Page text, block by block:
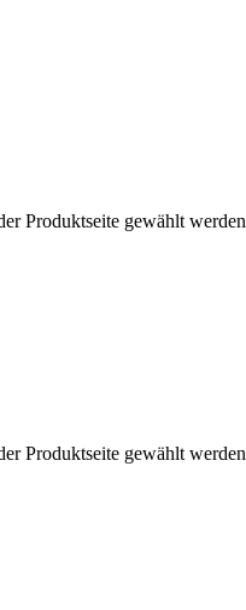
Produktseite gewählt werden
Produktseite gewählt werden